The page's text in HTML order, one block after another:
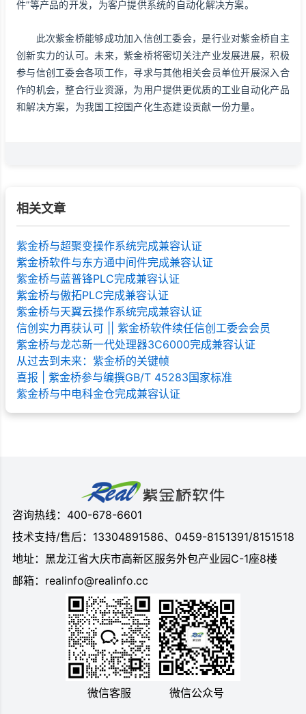
件”等产品的开发，为客户提供系统的自动化解决方案。
此次紫金桥能够成功加入信创工委会，是行业对紫金桥自主
创新实力的认可。未来，紫金桥将密切关注产业发展进展，积极
参与信创工委会各项工作，寻求与其他相关会员单位开展深入合
作的机会，整合行业资源，为用户提供更优质的工业自动化产品
和解决方案，为我国工控国产化生态建设贡献一份力量。
相关文章
紫金桥与超聚变操作系统完成兼容认证
紫金桥软件与东方通中间件完成兼容认证
紫金桥与蓝普锋PLC完成兼容认证
紫金桥与傲拓PLC完成兼容认证
紫金桥与天翼云操作系统完成兼容认证
信创实力再获认可 || 紫金桥软件续任信创工委会会员
紫金桥与龙芯新一代处理器3C6000完成兼容认证
从过去到未来：紫金桥的关键帧
喜报 | 紫金桥参与编撰GB/T 45283国家标准
紫金桥与中电科金仓完成兼容认证
咨询热线：400-678-6601
技术支持/售后：13304891586、0459-8151391/8151518
地址：黑龙江省大庆市高新区服务外包产业园C-1座8楼
邮箱：realinfo@realinfo.cc
微信客服 微信公众号